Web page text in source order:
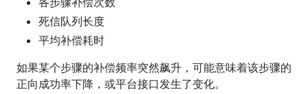
死信队列长度
平均补偿耗时
如果某个步骤的补偿频率突然飙升，可能意味着该步骤的
正向成功率下降，或平台接口发生了变化。